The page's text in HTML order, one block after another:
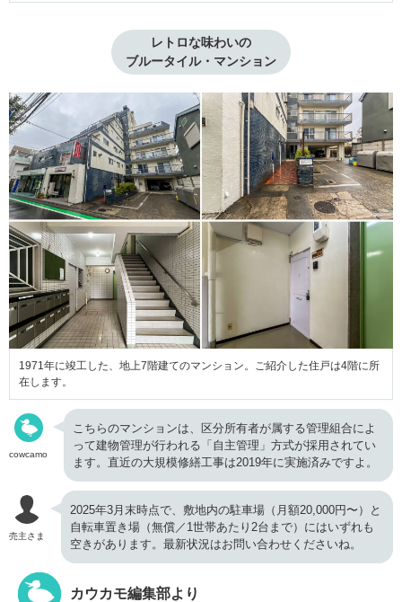
レトロな味わいの
ブルータイル・マンション
1971年に竣工した、地上7階建てのマンション。ご紹介した住戸は4階に所
在します。
cowcamo
こちらのマンションは、区分所有者が属する管理組合によ
って建物管理が行われる「自主管理」方式が採用されてい
ます。直近の大規模修繕工事は2019年に実施済みですよ。
売主さま
2025年3月末時点で、敷地内の駐車場（月額20,000円〜）と
自転車置き場（無償／1世帯あたり2台まで）にはいずれも
空きがあります。最新状況はお問い合わせくださいね。
カウカモ編集部より